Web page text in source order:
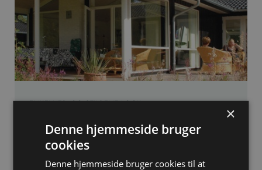
ENKELHED OG STILRENT LOOK
Rågeleje Serien ×
Denne hjemmeside bruger
cookies
Denne hjemmeside bruger cookies til at